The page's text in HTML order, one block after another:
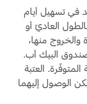
في تسهيل أيام
العاديّ أو
منها،
البيك أب.
العتبة
الوصول إليهما